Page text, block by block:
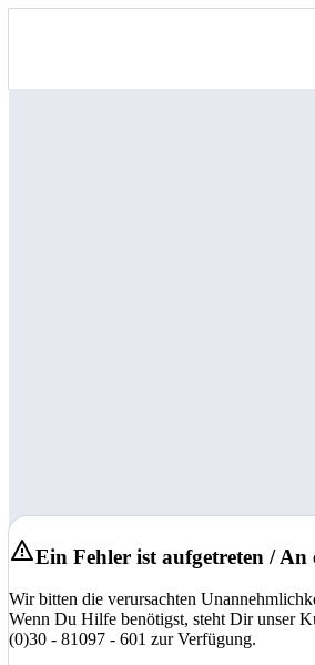
Ein Fehler ist aufgetreten / An
Wir bitten die verursachten
Wenn Du Hilfe benötigst, steht Dir unser
(0)30 - 81097 - 601 zur Verfügung.